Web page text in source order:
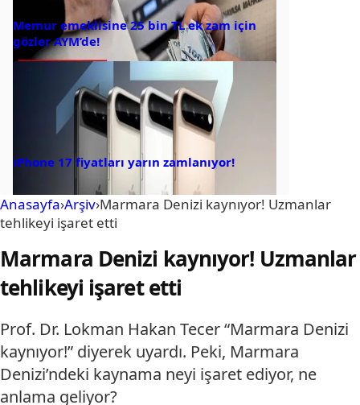
Memur emeklisine 25 bin TL ek zam için
gözler AYM’de!
iPhone 17 fiyatları yarın zamlanıyor!
Anasayfa›Arşiv›Marmara Denizi kaynıyor! Uzmanlar
tehlikeyi işaret etti
Marmara Denizi kaynıyor! Uzmanlar
tehlikeyi işaret etti
Prof. Dr. Lokman Hakan Tecer “Marmara Denizi
kaynıyor!” diyerek uyardı. Peki, Marmara
Denizi’ndeki kaynama neyi işaret ediyor, ne
anlama geliyor?